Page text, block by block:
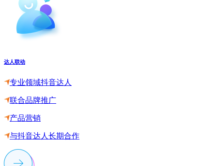
达人联动
专业领域抖音达人
联合品牌推广
产品营销
与抖音达人长期合作